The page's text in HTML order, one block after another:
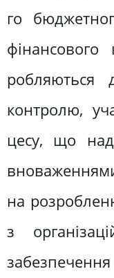
го
робляються
контролю,
цесу, що
на
з